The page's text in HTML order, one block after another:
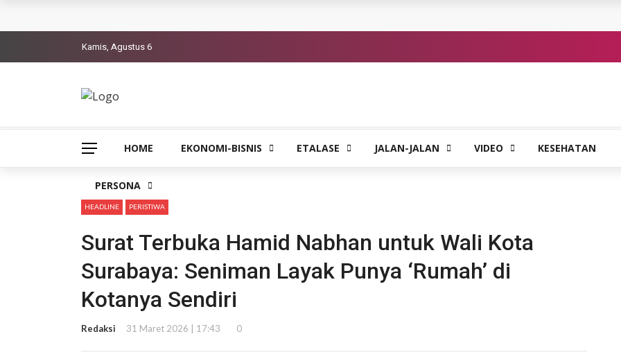
Kamis, Agustus 6
HOME EKONOMI-BISNIS ETALASE JALAN-JALAN VIDEO KESEHATAN
PERSONA
HEADLINE PERISTIWA
Surat Terbuka Hamid Nabhan untuk Wali Kota
Surabaya: Seniman Layak Punya ‘Rumah’ di
Kotanya Sendiri
Redaksi 31 Maret 2026 | 17:43 0